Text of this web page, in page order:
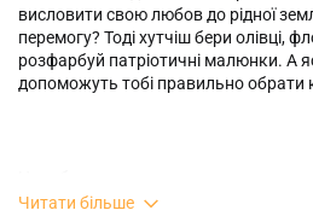
висловити свою любов до рідної
перемогу? Тоді хутчіш бери олівці,
розфарбуй патріотичні малюнки. А
допоможуть тобі правильно обрати
Читати більше